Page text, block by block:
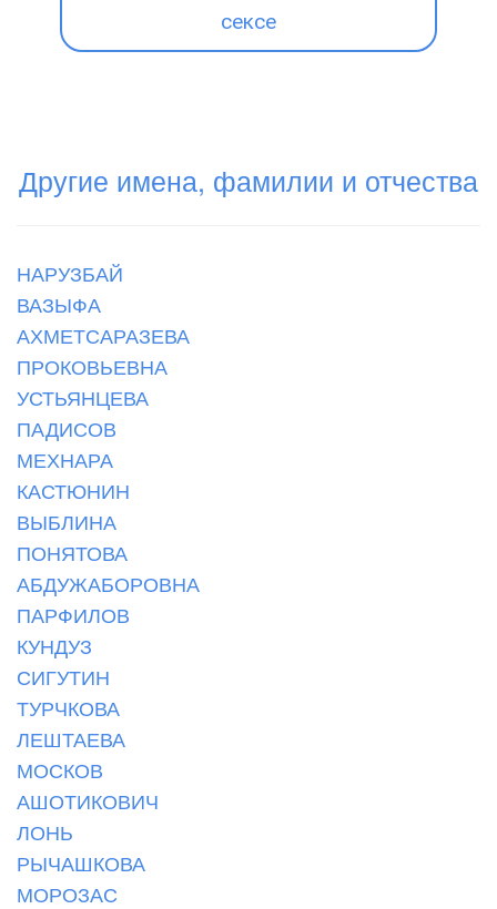
сексе
Другие имена, фамилии и отчества
НАРУЗБАЙ
ВАЗЫФА
АХМЕТСАРАЗЕВА
ПРОКОВЬЕВНА
УСТЬЯНЦЕВА
ПАДИСОВ
МЕХНАРА
КАСТЮНИН
ВЫБЛИНА
ПОНЯТОВА
АБДУЖАБОРОВНА
ПАРФИЛОВ
КУНДУЗ
СИГУТИН
ТУРЧКОВА
ЛЕШТАЕВА
МОСКОВ
АШОТИКОВИЧ
ЛОНЬ
РЫЧАШКОВА
МОРОЗАС